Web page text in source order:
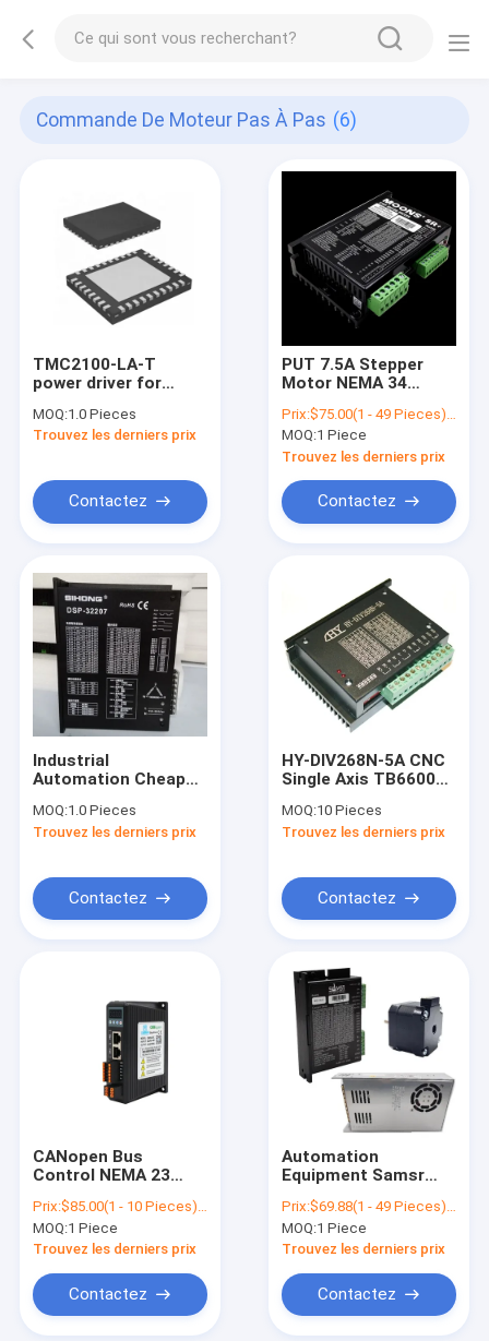
Commande De Moteur Pas À Pas (6)
TMC2100-LA-T
power driver for
stepper motors
standalone smart
integrated circurts
TMC2100-LA-T
TMC2100-LA-T
MOQ:1.0 Pieces
Trouvez les derniers prix
Contactez
PUT 7.5A Stepper
Motor NEMA 34
NEMA 34 Stepper
Motor Drive SR8--
Plus SR8-Plus
Prix:$75.00(1 - 49 Pieces) $72.00(50 - 99 Pieces) $69.00(100 - 499 Pieces) $66.00(>=500 Pieces)
MOQ:1 Piece
Trouvez les derniers prix
Contactez
Industrial
Automation Cheap
3Phase Stepper
Motor Driver (86 110
MOQ:1.0 Pieces
Trouvez les derniers prix
Contactez
HY-DIV268N-5A CNC
Single Axis TB6600
Motor Driver Dual
Phase Hybrid
MOQ:10 Pieces
Trouvez les derniers prix
Contactez
CANopen Bus
Control NEMA 23
RS-485 Step
2DM556-RC 2DM556-
RC Communication
Prix:$85.00(1 - 10 Pieces) $78.00(11 - 50 Pieces) $75.00(>=51 Pieces)
MOQ:1 Piece
Trouvez les derniers prix
Contactez
Automation
Equipment Samsr
Motor 4lead Drive
145W Bipolar
Changing Power
(60oz.in) for 3D
Printer/CNC
Prix:$69.88(1 - 49 Pieces) $65.88(50 - 199 Pieces) $60.88(200 - 499 Pieces) $56.88(>=500 Pieces)
MOQ:1 Piece
Trouvez les derniers prix
Contactez